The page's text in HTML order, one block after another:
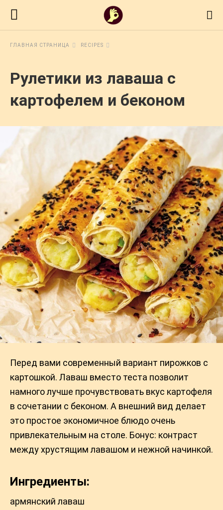
ГЛАВНАЯ СТРАНИЦА RECIPES
Рулетики из лаваша с
картофелем и беконом
Перед вами современный вариант пирожков с
картошкой. Лаваш вместо теста позволит
намного лучше прочувствовать вкус картофеля
в сочетании с беконом. А внешний вид делает
это простое экономичное блюдо очень
привлекательным на столе. Бонус: контраст
между хрустящим лавашом и нежной начинкой.
Ингредиенты:
армянский лаваш